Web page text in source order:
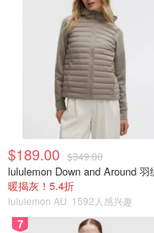
$189.00 $349.00
暖揭灰！5.4折
lululemon AU 1592人感兴趣
7